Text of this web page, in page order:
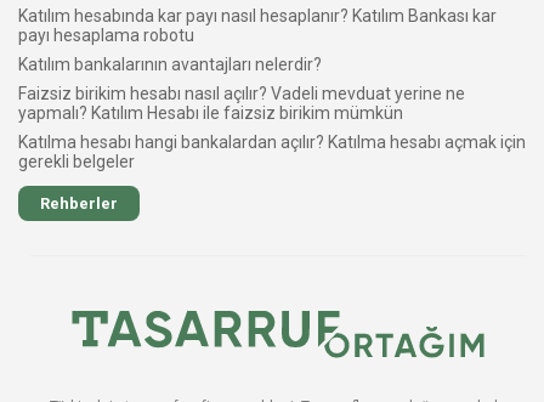
Katılım hesabında kar payı nasıl hesaplanır? Katılım Bankası kar
payı hesaplama robotu
Katılım bankalarının avantajları nelerdir?
Faizsiz birikim hesabı nasıl açılır? Vadeli mevduat yerine ne
yapmalı? Katılım Hesabı ile faizsiz birikim mümkün
Katılma hesabı hangi bankalardan açılır? Katılma hesabı açmak için
gerekli belgeler
Rehberler